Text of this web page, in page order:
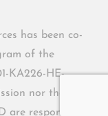
has been co-
of the
KA226-HE-
nor the
are responsible